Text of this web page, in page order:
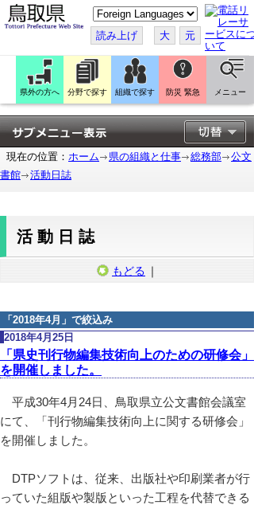
こ
の
ペ
ー
ジ
翻
訳
す
る
読み上げ 大 元
県外の方へ 分野で探す 組織で探す 防災 緊急 メニュー
現在の位置： ホーム 県の組織と仕事 総務部
公文
書館
活動日誌
活動日誌
もどる ｜
「 2018年4月 」で絞込み
2018年4月25日
「県史刊行物編集技術向上のための研修会」
を開催しました。
平成30年4月24日、鳥取県立公文書館会議室
にて、「刊行物編集技術向上に関する研修会」
を開催しました。
DTPソフトは、従来、出版社や印刷業者が行
っていた組版や製版といった工程を代替できる